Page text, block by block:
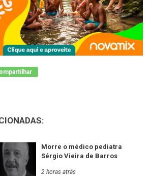
Morre o médico pediatra
Sérgio Vieira de Barros
2 horas atrás